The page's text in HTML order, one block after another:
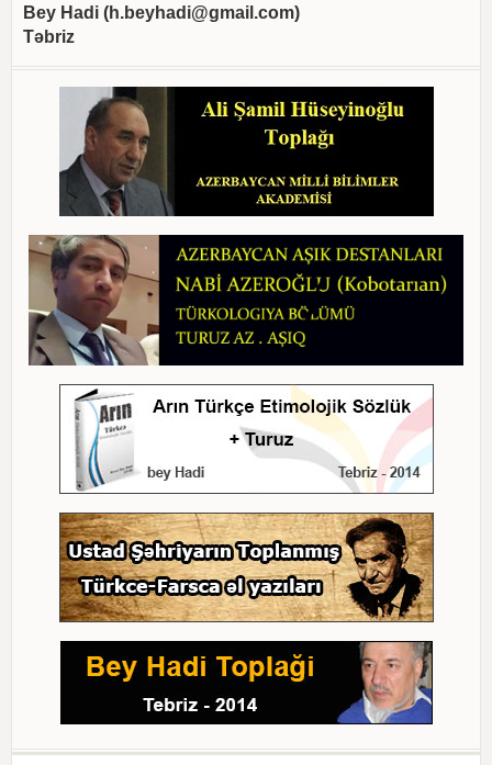
Bey Hadi (h.beyhadi@gmail.com)
Təbriz